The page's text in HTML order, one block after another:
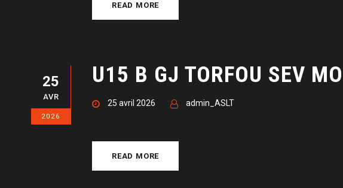
READ MORE
25
AVR
2026
U15 B GJ TORFOU SEV
25 avril 2026 admin_ASLT
READ MORE